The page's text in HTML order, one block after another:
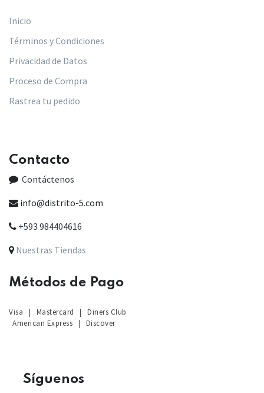
Inicio
Términos y Condiciones
Privacidad de Datos
Proceso de Compra
Rastrea tu pedido
Contacto
Contáctenos
info@distrito-5.com
+593 984404616
Nuestras Tiendas
Métodos de Pago
Visa | Mastercard |
Diners Club
American Express | Discover
Síguenos